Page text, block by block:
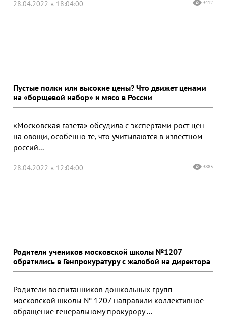
28.04.2022 в 18:04:00 3412
Пустые полки или высокие цены? Что движет ценами
на «борщевой набор» и мясо в России
«Московская газета» обсудила с экспертами рост цен
на овощи, особенно те, что учитываются в известном
россий...
28.04.2022 в 12:04:00 3883
Родители учеников московской школы №1207
обратились в Генпрокуратуру с жалобой на директора
Родители воспитанников дошкольных групп
московской школы № 1207 направили коллективное
обращение генеральному прокурору ...